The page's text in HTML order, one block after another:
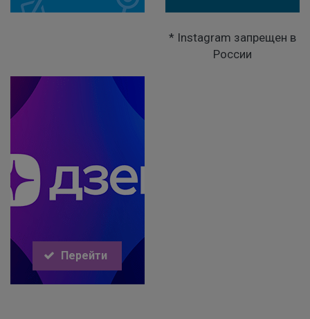
* Instagram запрещен в
России
Перейти